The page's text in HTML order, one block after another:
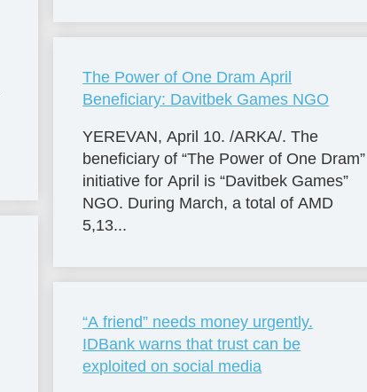
The Power of One Dram April
Beneficiary: Davitbek Games NGO
YEREVAN, April 10. /ARKA/. The
beneficiary of “The Power of One Dram”
initiative for April is “Davitbek Games”
NGO. During March, a total of AMD
5,13...
“A friend” needs money urgently.
IDBank warns that trust can be
exploited on social media